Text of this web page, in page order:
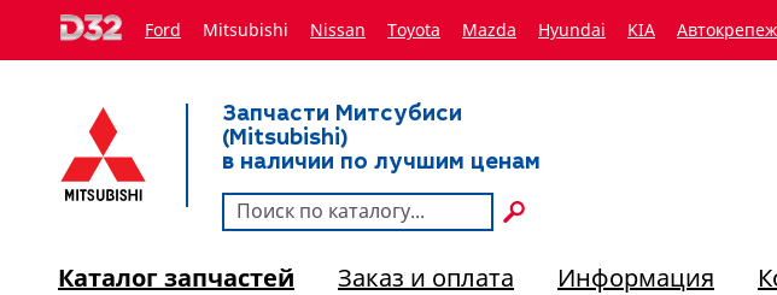
Ford Mitsubishi Nissan Toyota Мazda Hyundai KIA Автокрепеж
Запчасти Митсубиси
(Mitsubishi)
в наличии по лучшим ценам
Каталог запчастей Заказ и оплата Информация